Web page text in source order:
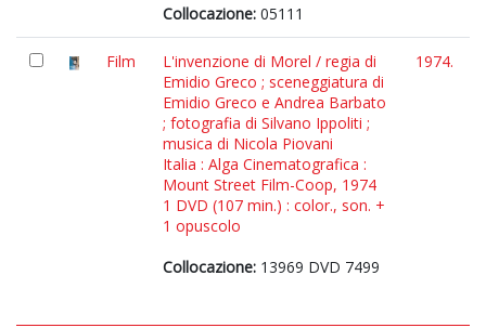
Collocazione: 05111
Film
L'invenzione di Morel / regia di
Emidio Greco ; sceneggiatura di
Emidio Greco e Andrea Barbato
; fotografia di Silvano Ippoliti ;
musica di Nicola Piovani
Italia : Alga Cinematografica :
Mount Street Film-Coop, 1974
1 DVD (107 min.) : color., son. +
1 opuscolo
Collocazione: 13969 DVD 7499
1974.